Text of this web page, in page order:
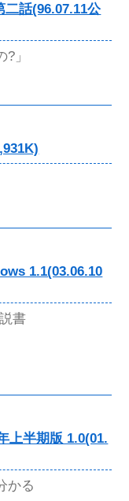
二話(96.07.11公
」
1.1(03.06.10
書
上半期版 1.0(01.
かる